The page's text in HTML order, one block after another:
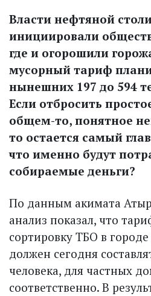
Власти нефтяной
инициировали
где и огорошили
мусорный тариф
нынешних 197 до 594
Если отбросить
общем-то, понятное
то остается самый
что именно будут
собираемые деньги?
По данным акимата
анализ показал, что
сортировку ТБО в
должен сегодня
человека, для частных
соответственно. В